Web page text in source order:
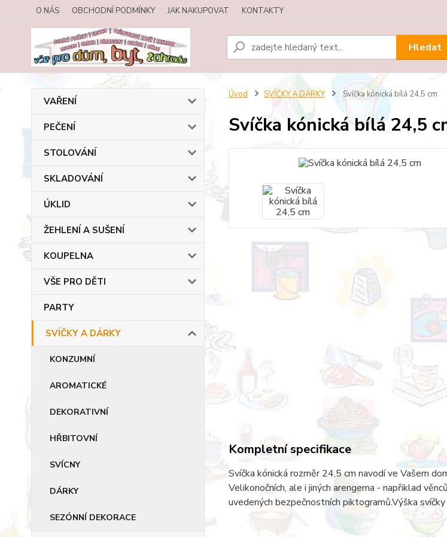
O NÁS OBCHODNÍ PODMÍNKY JAK NAKUPOVAT KONTAKTY
Hledat
VAŘENÍ
PEČENÍ
STOLOVÁNÍ
SKLADOVÁNÍ
ÚKLID
ŽEHLENÍ A SUŠENÍ
KOUPELNA
VŠE PRO DĚTI
PARTY
SVÍČKY A DÁRKY
KONZUMNÍ
AROMATICKÉ
DEKORATIVNÍ
HŘBITOVNÍ
SVÍCNY
DÁRKY
SEZÓNNÍ DEKORACE
Úvod SVÍČKY A DÁRKY Svíčka kónická bílá 24,5 cm
Svíčka kónická bílá 24,5
Kompletní specifikace
Svíčka kónická rozměr 24,5 cm navodí ve Vašem
Velikonočních, ale i jiných arengema - napřiklad
uvedených bezpečnostních piktogramů.Výška